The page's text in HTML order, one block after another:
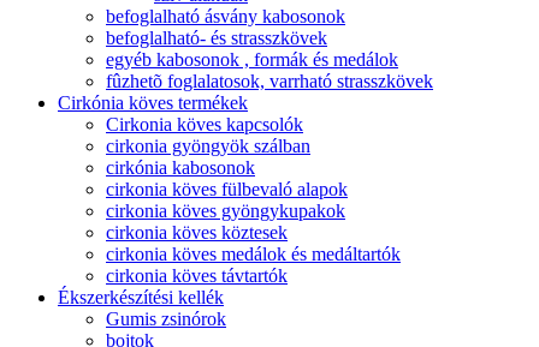
befoglalható ásvány kabosonok
befoglalható- és strasszkövek
egyéb kabosonok , formák és medálok
fûzhetõ foglalatosok, varrható strasszkövek
Cirkónia köves termékek
Cirkonia köves kapcsolók
cirkonia gyöngyök szálban
cirkónia kabosonok
cirkonia köves fülbevaló alapok
cirkonia köves gyöngykupakok
cirkonia köves köztesek
cirkonia köves medálok és medáltartók
cirkonia köves távtartók
Ékszerkészítési kellék
Gumis zsinórok
bojtok